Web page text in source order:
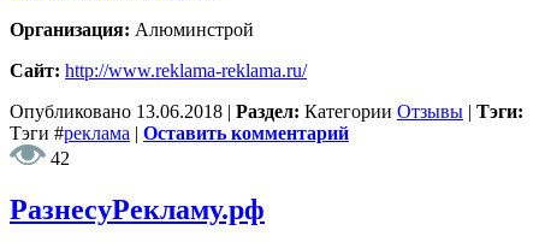
Организация: Алюминстрой
Сайт: http://www.reklama-reklama.ru/
Опубликовано 13.06.2018 | Раздел: Категории Отзывы | Тэги:
Тэги #реклама | Оставить комментарий
42
РазнесуРекламу.рф